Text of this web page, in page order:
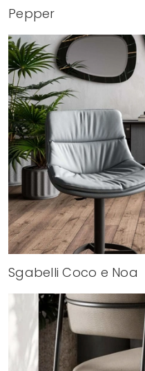
Pepper
Sgabelli Coco e Noa